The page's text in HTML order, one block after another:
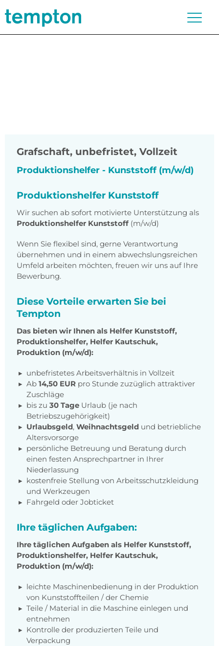
Grafschaft, unbefristet, Vollzeit
Produktionshelfer - Kunststoff (m/w/d)
Produktionshelfer Kunststoff
Wir suchen ab sofort motivierte Unterstützung als
Produktionshelfer Kunststoff (m/w/d)
Wenn Sie flexibel sind, gerne Verantwortung
übernehmen und in einem abwechslungsreichen
Umfeld arbeiten möchten, freuen wir uns auf Ihre
Bewerbung.
Diese Vorteile erwarten Sie bei
Tempton
Das bieten wir Ihnen als Helfer Kunststoff,
Produktionshelfer, Helfer Kautschuk,
Produktion (m/w/d):
unbefristetes Arbeitsverhältnis in Vollzeit
Ab 14,50 EUR pro Stunde zuzüglich attraktiver
Zuschläge
bis zu 30 Tage Urlaub (je nach
Betriebszugehörigkeit)
Urlaubsgeld, Weihnachtsgeld und betriebliche
Altersvorsorge
persönliche Betreuung und Beratung durch
einen festen Ansprechpartner in Ihrer
Niederlassung
kostenfreie Stellung von Arbeitsschutzkleidung
und Werkzeugen
Fahrgeld oder Jobticket
Ihre täglichen Aufgaben:
Ihre täglichen Aufgaben als Helfer Kunststoff,
Produktionshelfer, Helfer Kautschuk,
Produktion (m/w/d):
leichte Maschinenbedienung in der Produktion
von Kunststoffteilen / der Chemie
Teile / Material in die Maschine einlegen und
entnehmen
Kontrolle der produzierten Teile und
Verpackung